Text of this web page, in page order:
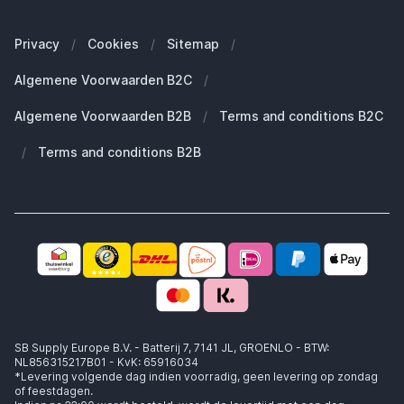
Zakelijke klanten (B2B)
Groot en uniek assortiment
400.000+ klanten geleverd
Welke MagSafe heb ik nodig?
Werken bij SB Supply
Working at SB Supply
Privacy / Cookies / Sitemap /
Algemene Voorwaarden B2C /
Algemene Voorwaarden B2B / Terms and conditions B2C
/ Terms and conditions B2B
SB Supply Europe B.V. - Batterij 7, 7141 JL, GROENLO - BTW:
NL856315217B01 - KvK: 65916034
*Levering volgende dag indien voorradig, geen levering op zondag
of feestdagen.